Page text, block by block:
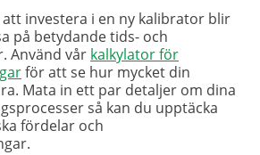
investera i en ny kalibrator blir
på betydande tids- och
Använd vår kalkylator för
för att se hur mycket din
Mata in ett par detaljer om dina
så kan du upptäcka
fördelar och